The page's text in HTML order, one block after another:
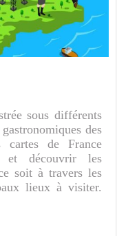
sous différents
des
cartes de France
et découvrir les
soit à travers les
lieux à visiter.